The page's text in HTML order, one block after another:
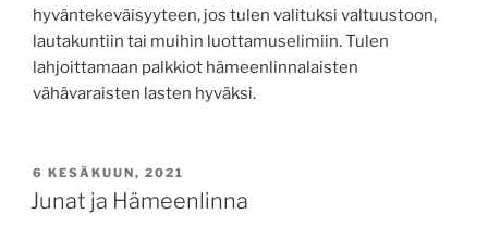
hyväntekeväisyyteen, jos tulen valituksi valtuustoon,
lautakuntiin tai muihin luottamuselimiin. Tulen
lahjoittamaan palkkiot hämeenlinnalaisten
vähävaraisten lasten hyväksi.
JULKAISTU
6 KESÄKUUN, 2021
Junat ja Hämeenlinna